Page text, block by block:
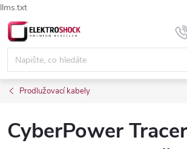
llms.txt
Přejít
na
obsah
Prodlužovací kabely
CyberPower
Elektroshock.cz - Chat